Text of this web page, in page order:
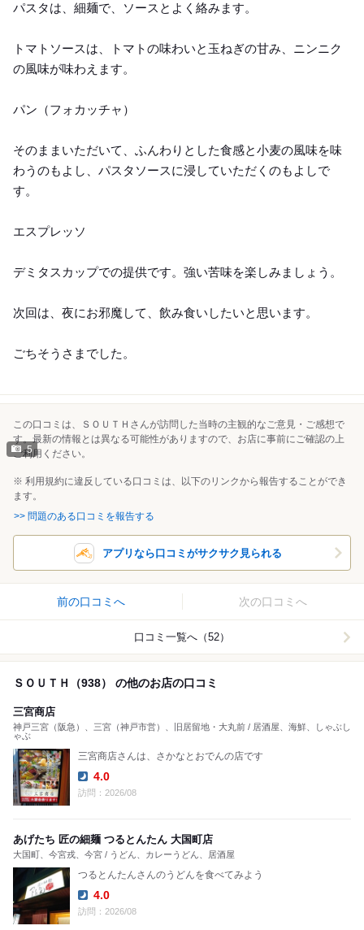
パスタは、細麺で、ソースとよく絡みます。
トマトソースは、トマトの味わいと玉ねぎの甘み、ニンニク
の風味が味わえます。
パン（フォカッチャ）
そのままいただいて、ふんわりとした食感と小麦の風味を味
わうのもよし、パスタソースに浸していただくのもよしで
す。
エスプレッソ
デミタスカップでの提供です。強い苦味を楽しみましょう。
次回は、夜にお邪魔して、飲み食いしたいと思います。
ごちそうさまでした。
5
この口コミは、ＳＯＵＴＨさんが訪問した当時の主観的なご意見・ご感想で
す。最新の情報とは異なる可能性がありますので、お店に事前にご確認の上
ご利用ください。
※ 利用規約に違反している口コミは、以下のリンクから報告することができ
ます。
>> 問題のある口コミを報告する
アプリなら口コミがサクサク見られる
前の口コミへ 次の口コミへ
口コミ一覧へ（52）
ＳＯＵＴＨ（938） の他のお店の口コミ
三宮商店
神戸三宮（阪急）、三宮（神戸市営）、旧居留地・大丸前 / 居酒屋、海鮮、しゃぶし
ゃぶ
三宮商店さんは、さかなとおでんの店です
Dinner:
4.0
訪問：2026/08
あげたち 匠の細麺 つるとんたん 大国町店
大国町、今宮戎、今宮 / うどん、カレーうどん、居酒屋
つるとんたんさんのうどんを食べてみよう
Dinner:
4.0
訪問：2026/08